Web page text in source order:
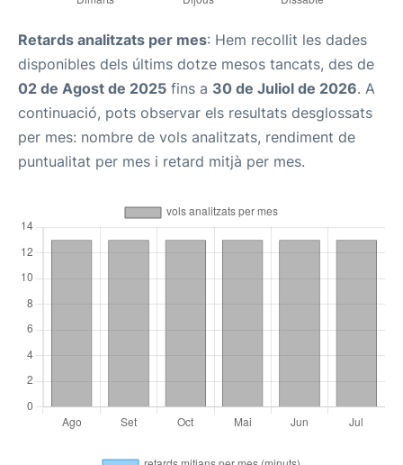
Retards analitzats per mes: Hem recollit les dades
disponibles dels últims dotze mesos tancats, des de
02 de Agost de 2025 fins a 30 de Juliol de 2026. A
continuació, pots observar els resultats desglossats
per mes: nombre de vols analitzats, rendiment de
puntualitat per mes i retard mitjà per mes.